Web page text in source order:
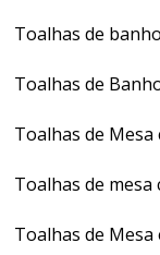
Toalhas de
Toalhas de
Toalhas de Mesa
Toalhas de mesa
Toalhas de